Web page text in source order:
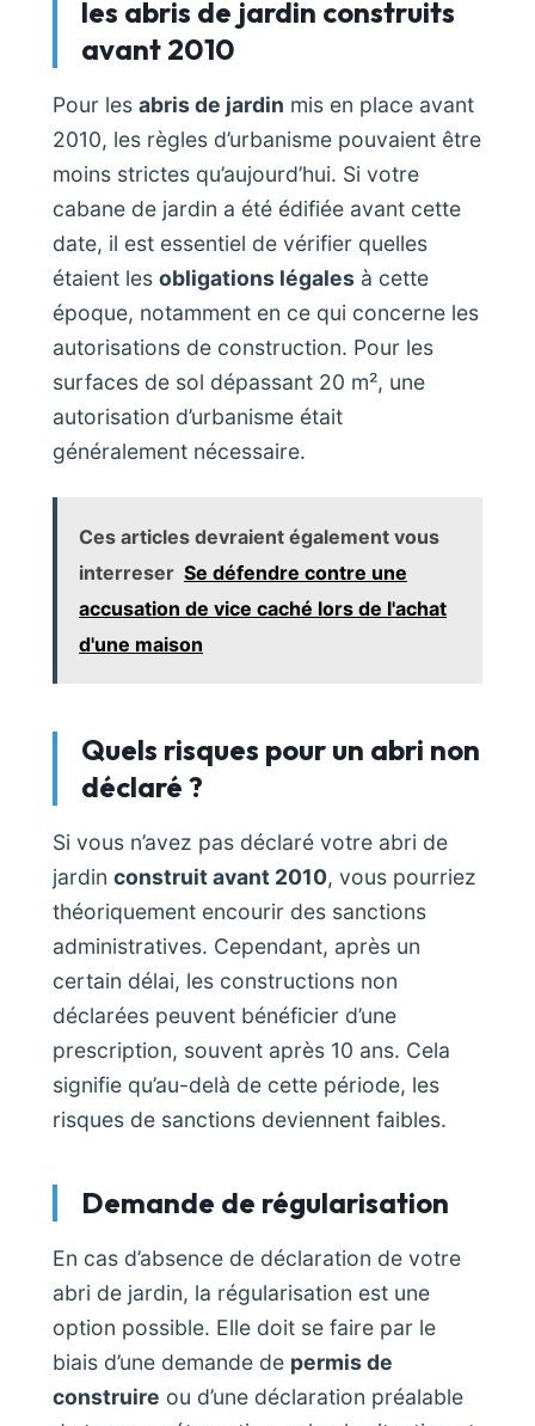
les abris de jardin construits
avant 2010
Pour les abris de jardin mis en place avant
2010, les règles d’urbanisme pouvaient être
moins strictes qu’aujourd’hui. Si votre
cabane de jardin a été édifiée avant cette
date, il est essentiel de vérifier quelles
étaient les obligations légales à cette
époque, notamment en ce qui concerne les
autorisations de construction. Pour les
surfaces de sol dépassant 20 m², une
autorisation d’urbanisme était
généralement nécessaire.
Ces articles devraient également vous
interreser Se défendre contre une
accusation de vice caché lors de l'achat
d'une maison
Quels risques pour un abri non
déclaré ?
Si vous n’avez pas déclaré votre abri de
jardin construit avant 2010, vous pourriez
théoriquement encourir des sanctions
administratives. Cependant, après un
certain délai, les constructions non
déclarées peuvent bénéficier d’une
prescription, souvent après 10 ans. Cela
signifie qu’au-delà de cette période, les
risques de sanctions deviennent faibles.
Demande de régularisation
En cas d’absence de déclaration de votre
abri de jardin, la régularisation est une
option possible. Elle doit se faire par le
biais d’une demande de permis de
construire ou d’une déclaration préalable